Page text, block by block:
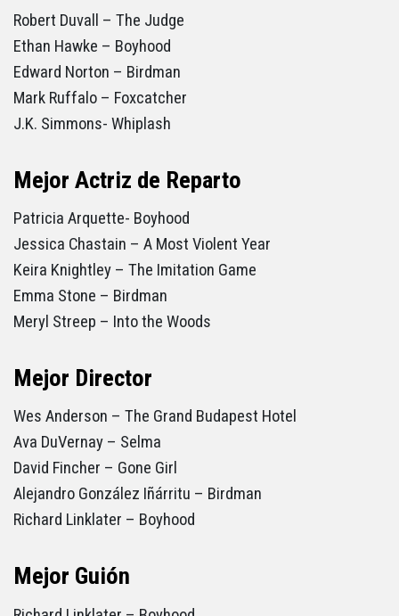
Robert Duvall – The Judge
Ethan Hawke – Boyhood
Edward Norton – Birdman
Mark Ruffalo – Foxcatcher
J.K. Simmons- Whiplash
Mejor Actriz de Reparto
Patricia Arquette- Boyhood
Jessica Chastain – A Most Violent Year
Keira Knightley – The Imitation Game
Emma Stone – Birdman
Meryl Streep – Into the Woods
Mejor Director
Wes Anderson – The Grand Budapest Hotel
Ava DuVernay – Selma
David Fincher – Gone Girl
Alejandro González Iñárritu – Birdman
Richard Linklater – Boyhood
Mejor Guión